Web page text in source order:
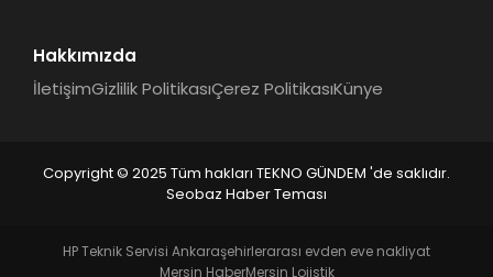
Hakkımızda
İletişimGizlilik PolitikasıÇerez PolitikasıKünye
Copyright © 2025 Tüm hakları TEKNO GÜNDEM 'de saklıdır.
Seobaz Haber Teması
HP Teknik Servisi Ankaraşehirlerarası evden eve nakliyat
Mersin HaberMersin Lojistik